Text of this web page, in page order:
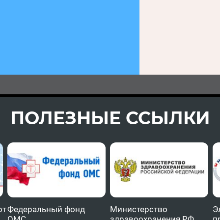
ПОЛЕЗНЫЕ ССЫЛКИ
Федеральный фонд
Министерство